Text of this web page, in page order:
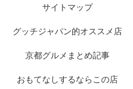
サイトマップ
グッチジャパン的オススメ店
京都グルメまとめ記事
おもてなしするならこの店